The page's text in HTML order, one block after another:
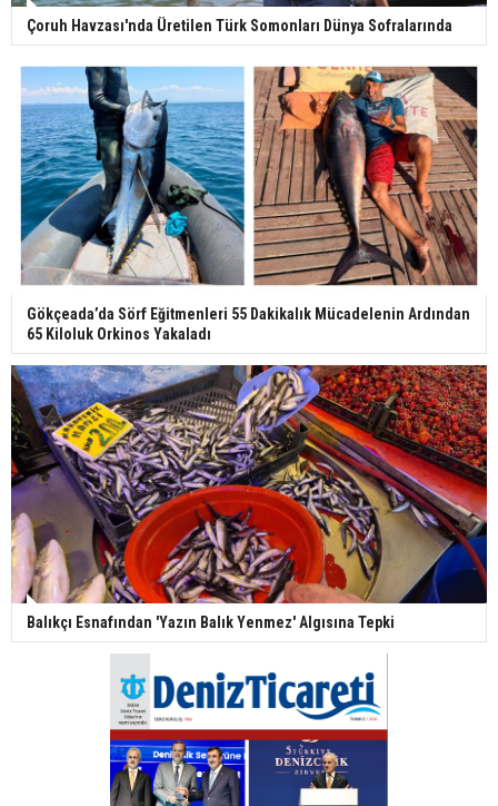
Çoruh Havzası'nda Üretilen Türk Somonları Dünya Sofralarında
Gökçeada’da Sörf Eğitmenleri 55 Dakikalık Mücadelenin Ardından
65 Kiloluk Orkinos Yakaladı
Balıkçı Esnafından 'Yazın Balık Yenmez' Algısına Tepki